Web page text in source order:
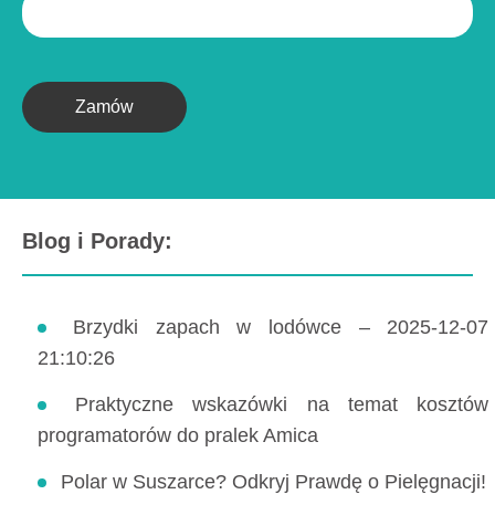
Zamów
Blog i Porady:
Brzydki zapach w lodówce – 2025-12-07
21:10:26
Praktyczne wskazówki na temat kosztów
programatorów do pralek Amica
Polar w Suszarce? Odkryj Prawdę o Pielęgnacji!